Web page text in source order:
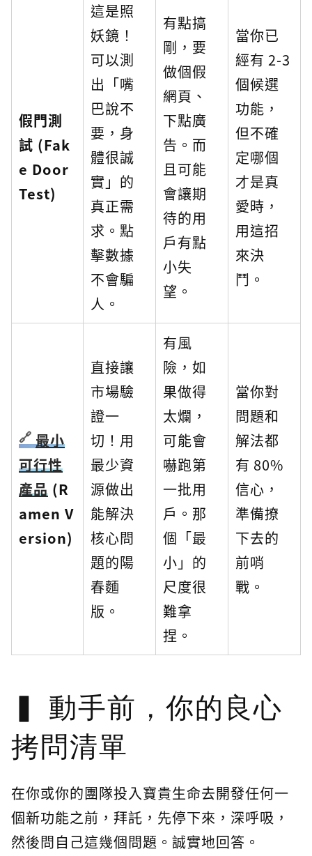
假門測
試 (Fak
e Door
Test)
這是照
妖鏡！
可以測
出「嘴
巴說不
要，身
體很誠
實」的
真正需
求。點
擊數據
不會騙
人。
有點搞
剛，要
做個假
網頁、
下點廣
告。而
且可能
會讓期
待的用
戶有點
小失
望。
當你已
經有 2-3
個候選
功能，
但不確
定哪個
才是真
愛時，
用這招
來決
鬥。
最小
可行性
產品 (R
amen V
ersion)
直接讓
市場驗
證一
切！用
最少資
源做出
能解決
核心問
題的陽
春麵
版。
有風
險，如
果做得
太爛，
可能會
嚇跑第
一批用
戶。那
個「最
小」的
尺度很
難拿
捏。
當你對
問題和
解法都
有 80%
信心，
準備撩
下去的
前哨
戰。
動手前，你的良心
拷問清單
在你或你的團隊投入寶貴生命去開發任何一
個新功能之前，拜託，先停下來，深呼吸，
然後問自己這幾個問題。誠實地回答。